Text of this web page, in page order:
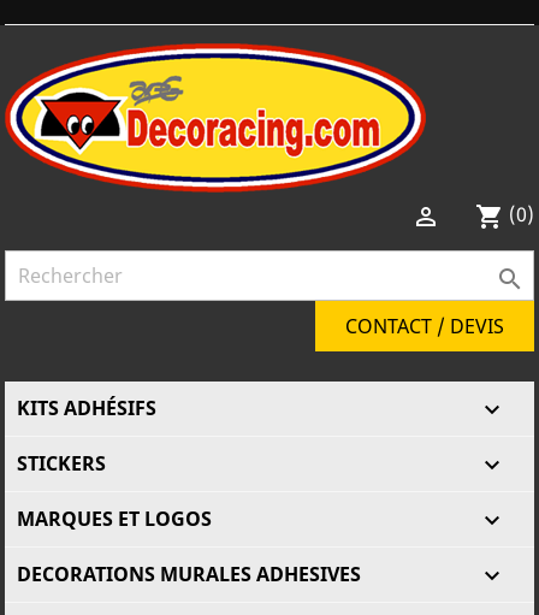
 shopping_cart (0)

CONTACT / DEVIS

KITS ADHÉSIFS

STICKERS

MARQUES ET LOGOS

DECORATIONS MURALES ADHESIVES